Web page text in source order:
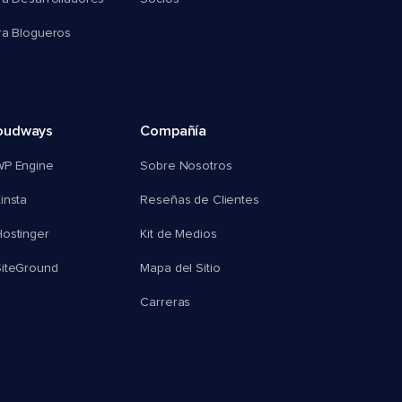
Blogueros
Engine
Compañía
Sobre Nosotros
Reseñas de Clientes
Kit de Medios
Mapa del Sitio
Carreras